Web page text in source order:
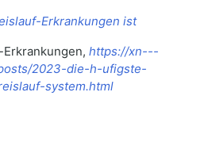
Erkrankungen ist
https://xn---
2023-die-h-ufigste-
system.html